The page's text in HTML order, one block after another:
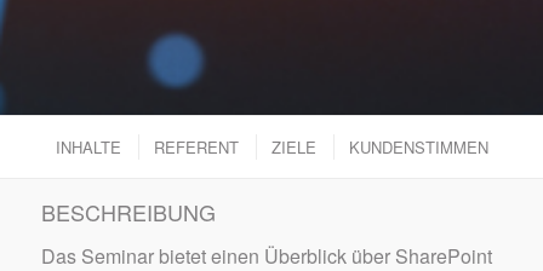
INHALTE REFERENT ZIELE KUNDENSTIMMEN
BESCHREIBUNG
Das Seminar bietet einen Überblick über SharePoint